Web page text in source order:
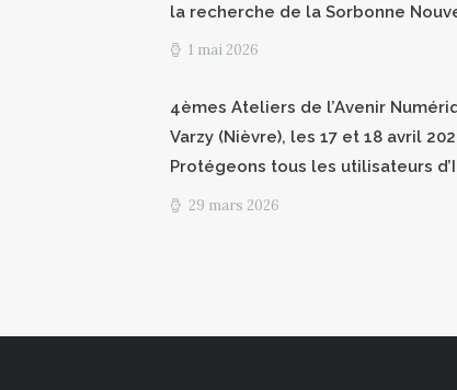
la recherche de la Sorbonne
1 mai 2026
4èmes Ateliers de l’Avenir
Varzy (Nièvre), les 17 et 18 avril
Protégeons tous les utilisateurs
29 mars 2026